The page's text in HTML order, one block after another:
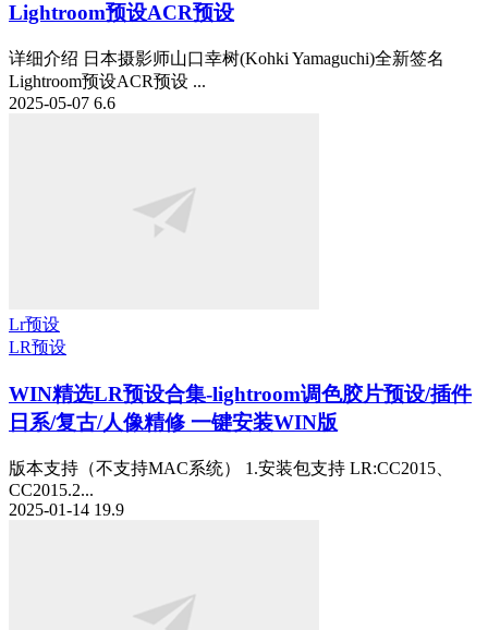
Lightroom预设ACR预设
详细介绍 日本摄影师山口幸树(Kohki Yamaguchi)全新签名
Lightroom预设ACR预设 ...
2025-05-07 6.6
Lr预设
LR预设
WIN精选LR预设合集-lightroom调色胶片预设/插件
日系/复古/人像精修 一键安装WIN版
版本支持（不支持MAC系统） 1.安装包支持 LR:CC2015、
CC2015.2...
2025-01-14 19.9